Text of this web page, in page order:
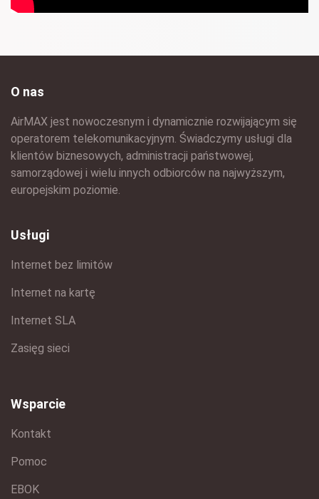
O nas
AirMAX jest nowoczesnym i dynamicznie rozwijającym się
operatorem telekomunikacyjnym. Świadczymy usługi dla
klientów biznesowych, administracji państwowej,
samorządowej i wielu innych odbiorców na najwyższym,
europejskim poziomie.
Usługi
Internet bez limitów
Internet na kartę
Internet SLA
Zasięg sieci
Wsparcie
Kontakt
Pomoc
EBOK